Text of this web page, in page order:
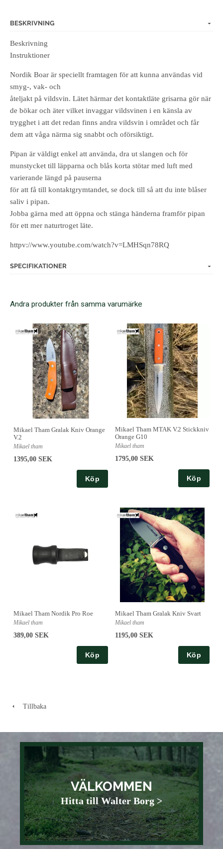
BESKRIVNING
Beskrivning
Instruktioner
Nordik Boar är speciellt framtagen för att kunna användas vid
smyg-, vak- och
åteljakt på vildsvin. Lätet härmar det kontaktläte grisarna gör när
de bökar och äter vilket invaggar vildsvinen i en känsla av
trygghet i att det redan finns andra vildsvin i området och får
dem att våga närma sig snabbt och oförsiktigt.
Pipan är väldigt enkel att använda, dra ut slangen och för
munstycket till läpparna och blås korta stötar med luft med
varierande längd på pauserna
för att få till kontaktgrymtandet, se dock till så att du inte blåser
saliv i pipan.
Jobba gärna med att öppna och stänga händerna framför pipan
för ett mer naturtroget läte.
httpv://www.youtube.com/watch?v=LMHSqn78RQ
SPECIFIKATIONER
Andra produkter från samma varumärke
Mikael Tham Gralak Kniv Orange
V.2
Mikael tham
1395,00 SEK
Köp
Mikael Tham MTAK V.2 Stickkniv
Orange G10
Mikael tham
1795,00 SEK
Köp
Mikael Tham Nordik Pro Roe
Mikael tham
389,00 SEK
Köp
Mikael Tham Gralak Kniv Svart
Mikael tham
1195,00 SEK
Köp
Tillbaka
VÄLKOMMEN
Hitta till Walter Borg >